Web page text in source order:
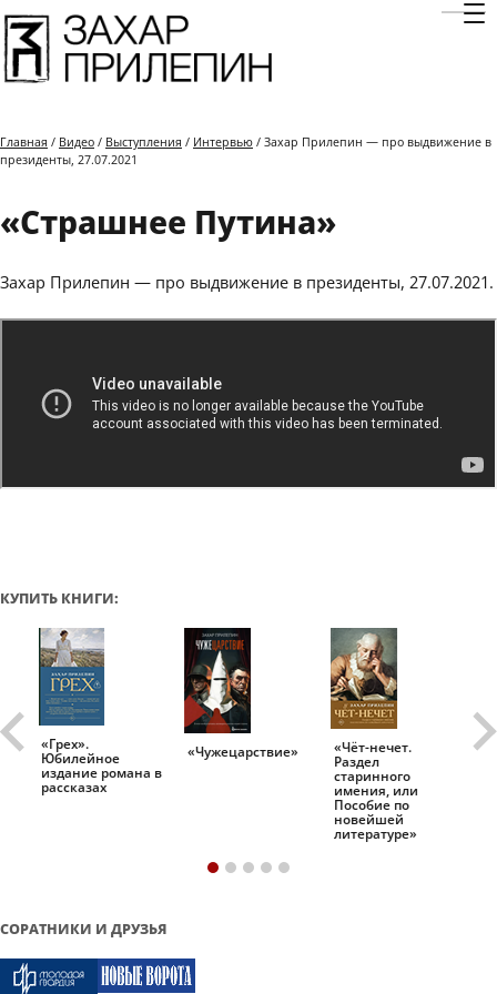
Главная / Видео / Выступления / Интервью / Захар Прилепин — про выдвижение в
президенты, 27.07.2021
«Страшнее Путина»
Захар Прилепин — про выдвижение в президенты, 27.07.2021.
КУПИТЬ КНИГИ:
«Грех».
Юбилейное
издание романа в
рассказах
«Чужецарствие» «Чёт-нечет.
Раздел
старинного
имения, или
Пособие по
новейшей
литературе»
СОРАТНИКИ И ДРУЗЬЯ